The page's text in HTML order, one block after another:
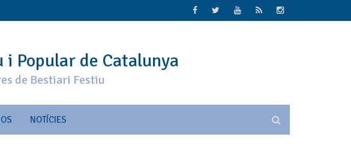
Popular de Catalunya
de Bestiari Festiu
NOTÍCIES